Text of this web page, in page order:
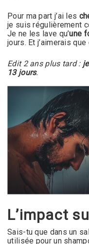
Pour ma part j’ai les
je suis régulièrement
Je ne les lave qu’une
jours. Et j’aimerais
Edit 2 ans plus tard :
13 jours.
L’impact
Sais-tu que dans un
utilisée pour un